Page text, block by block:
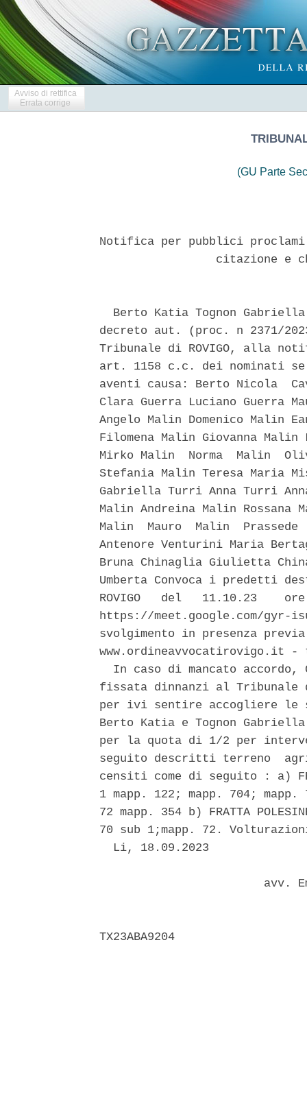
Avviso di rettifica
Errata corrige
(GU Parte
Notifica per pubblici
citazione e
Berto Katia Tognon
decreto aut. (proc. n 2371/
Tribunale di ROVIGO, alla
art. 1158 c.c. dei nominati
aventi causa: Berto Nicola
Clara Guerra Luciano Guerra
Angelo Malin Domenico Malin
Filomena Malin Giovanna
Mirko Malin  Norma  Malin
Stefania Malin Teresa Maria
Gabriella Turri Anna Turri
Malin Andreina Malin
Malin  Mauro  Malin
Antenore Venturini Maria
Bruna Chinaglia Giulietta
Umberta Convoca i predetti
ROVIGO   del   11.10.23
https://meet.google.com/
svolgimento in presenza
www.ordineavvocatirovigo.it
In caso di mancato accordo,
fissata dinnanzi al
per ivi sentire accogliere le
Berto Katia e Tognon
per la quota di 1/2 per
seguito descritti terreno
censiti come di seguito : a)
1 mapp. 122; mapp. 704; mapp.
72 mapp. 354 b) FRATTA
70 sub 1;mapp. 72.
  Li, 18.09.2023
avv.